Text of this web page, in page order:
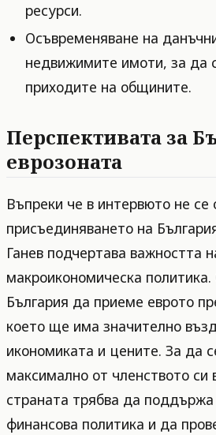
ресурси.
Осъвременяване на
недвижимите имоти, за да
приходите на общините.
Перспективата за
еврозоната
Въпреки че в интервюто не
присъединяването на
Ганев подчертава важността
макроикономическа политика.
България да приеме еврото
което ще има значително
икономиката и цените. За да
максимално от членството си
страната трябва да
финансова политика и да